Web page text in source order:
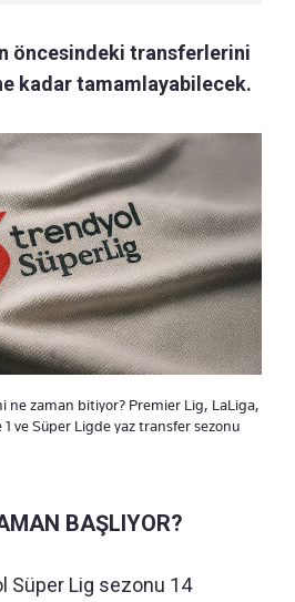
öncesindeki transferlerini
kadar tamamlayabilecek.
ne zaman bitiyor? Premier Lig, LaLiga,
ve Süper Ligde yaz transfer sezonu
BAŞLIYOR?
Süper Lig sezonu 14